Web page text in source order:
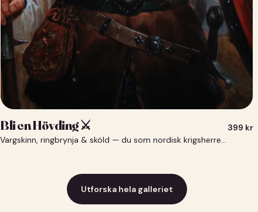
Bli en Hövding ⚔️
Vargskinn, ringbrynja & sköld — du som nordisk krigsherre ⚔️
399 kr
Utforska hela galleriet